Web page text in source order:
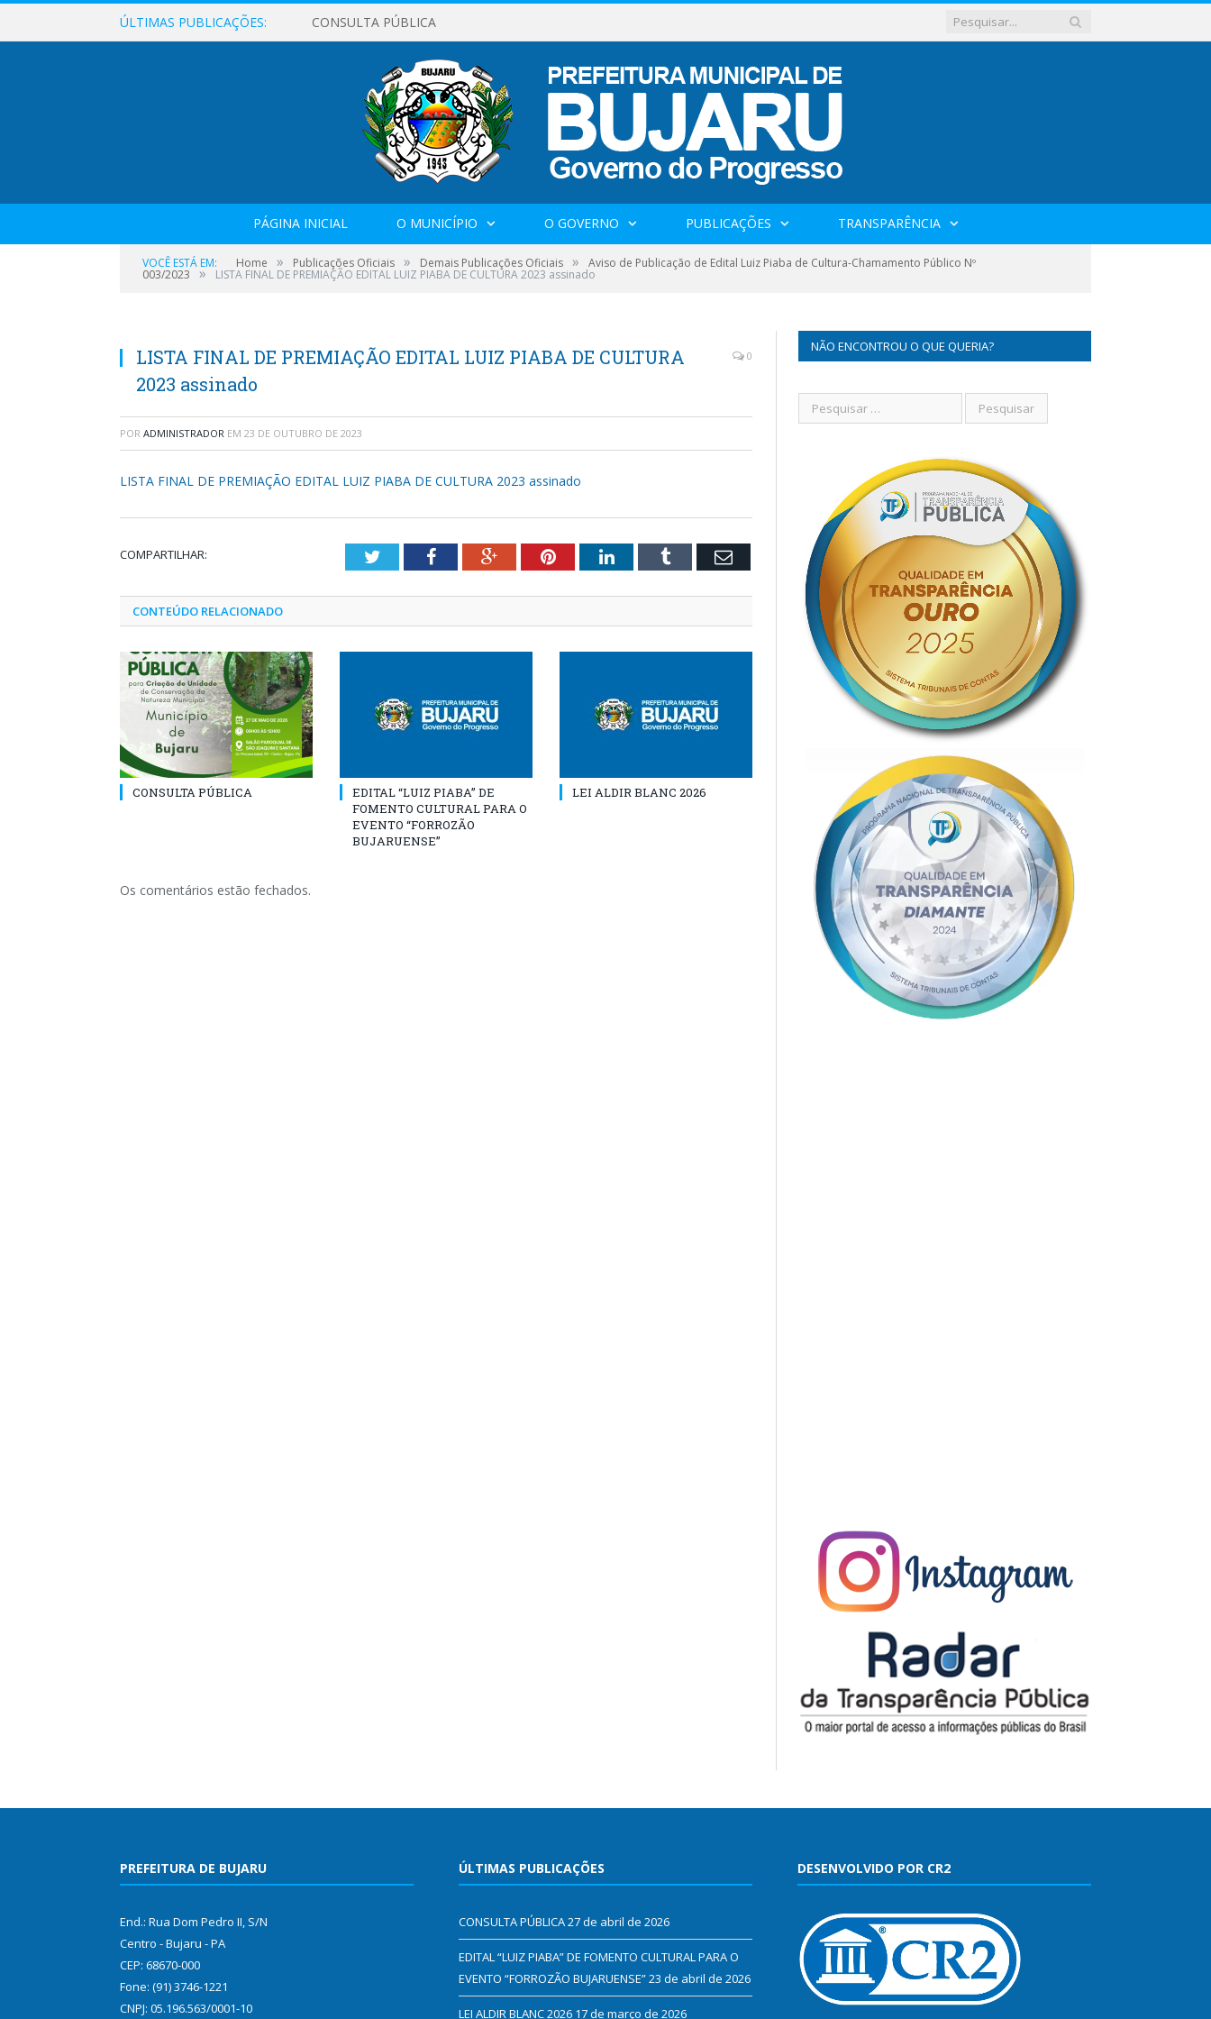
ÚLTIMAS PUBLICAÇÕES: CONSULTA PÚBLICA
PÁGINA INICIAL O MUNICÍPIO O GOVERNO PUBLICAÇÕES TRANSPARÊNCIA
VOCÊ ESTÁ EM: Home » Publicações Oficiais » Demais Publicações Oficiais » Aviso de Publicação de Edital Luiz Piaba de Cultura-Chamamento Público Nº
003/2023 » LISTA FINAL DE PREMIAÇÃO EDITAL LUIZ PIABA DE CULTURA 2023 assinado
LISTA FINAL DE PREMIAÇÃO EDITAL LUIZ PIABA DE CULTURA
2023 assinado
0
POR ADMINISTRADOR EM 23 DE OUTUBRO DE 2023
LISTA FINAL DE PREMIAÇÃO EDITAL LUIZ PIABA DE CULTURA 2023 assinado
COMPARTILHAR: TwitterFacebookGoogle+PinterestLinkedInTumblr Email
CONTEÚDO RELACIONADO
CONSULTA PÚBLICA
EDITAL “LUIZ PIABA” DE
FOMENTO CULTURAL PARA O
EVENTO “FORROZÃO
BUJARUENSE”
LEI ALDIR BLANC 2026
Os comentários estão fechados.
NÃO ENCONTROU O QUE QUERIA?
PREFEITURA DE BUJARU
End.: Rua Dom Pedro II, S/N
Centro - Bujaru - PA
CEP: 68670-000
Fone: (91) 3746-1221
CNPJ: 05.196.563/0001-10
ÚLTIMAS PUBLICAÇÕES
CONSULTA PÚBLICA27 de abril de 2026
EDITAL “LUIZ PIABA” DE FOMENTO CULTURAL PARA O
EVENTO “FORROZÃO BUJARUENSE”23 de abril de 2026
LEI ALDIR BLANC 2026 17 de março de 2026
DESENVOLVIDO POR CR2